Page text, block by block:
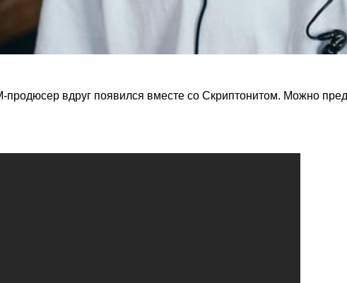
продюсер вдруг появился вместе со Скриптонитом. Можно